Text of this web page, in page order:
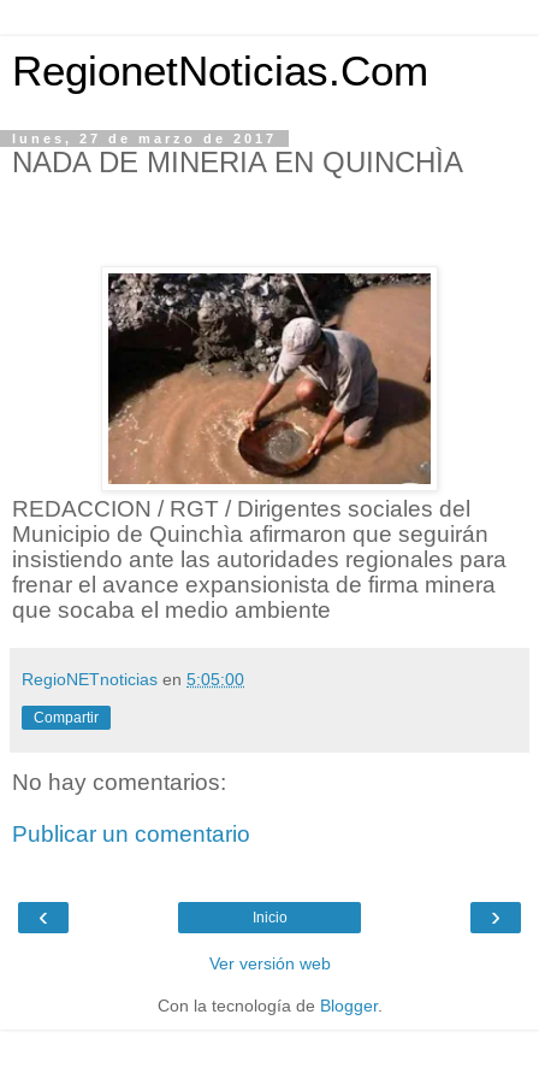
RegionetNoticias.Com
lunes, 27 de marzo de 2017
NADA DE MINERIA EN QUINCHÌA
REDACCION / RGT / Dirigentes sociales del
Municipio de Quinchìa afirmaron que seguirán
insistiendo ante las autoridades regionales para
frenar el avance expansionista de firma minera
que socaba el medio ambiente
RegioNETnoticias en 5:05:00
Compartir
No hay comentarios:
Publicar un comentario
‹ ›
Inicio
Ver versión web
Con la tecnología de Blogger.